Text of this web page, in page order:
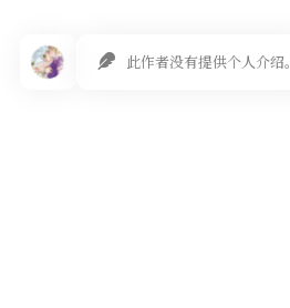
此作者没有提供个人介绍。